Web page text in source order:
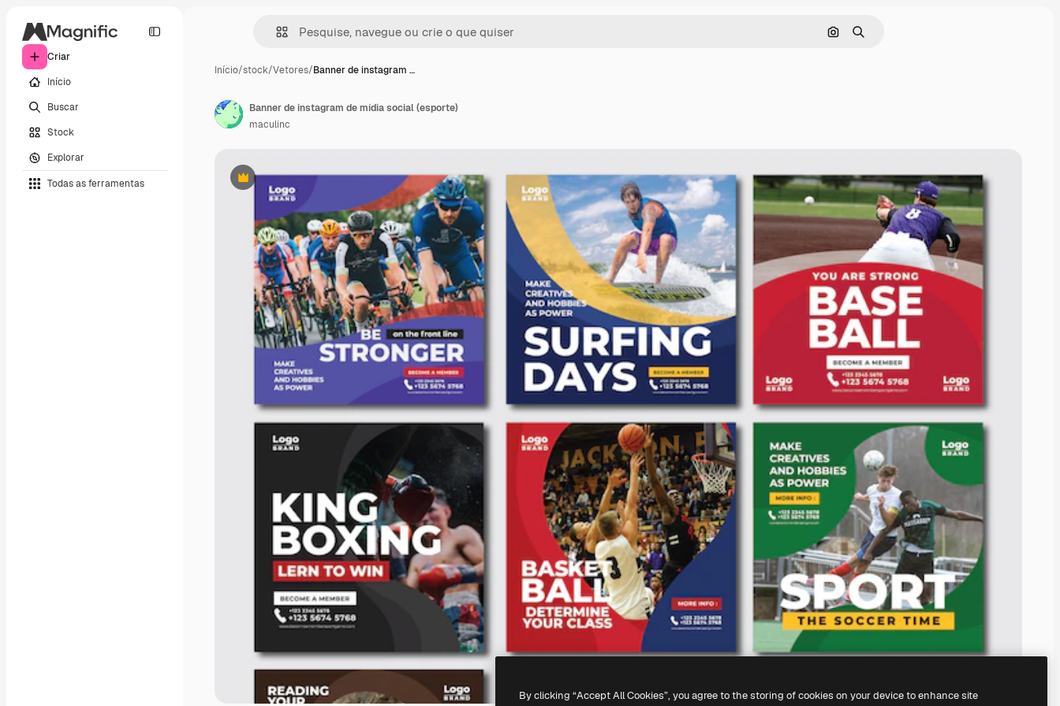
Criar
Início
Buscar
Stock
Explorar
Todas as ferramentas
Pesquisar por imagem
Buscar
Início/stock/Vetores/Banner de instagram …
Premium
Banner de instagram de mídia social (esporte)
maculinc
By clicking “Accept All Cookies”, you agree to the storing of cookies on your device to enhance site